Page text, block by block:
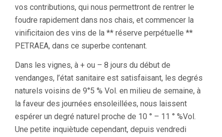
vos contributions, qui nous permettront de rentrer le
foudre rapidement dans nos chais, et commencer la
vinificitaion des vins de la ** réserve perpétuelle **
PETRAEA, dans ce superbe contenant.
Dans les vignes, à + ou – 8 jours du début de
vendanges, l’état sanitaire est satisfaisant, les degrés
naturels voisins de 9°5 % Vol. en milieu de semaine, à
la faveur des journées ensoleillées, nous laissent
espérer un degré naturel proche de 10 ° – 11 ° %Vol.
Une petite inquiètude cependant, depuis vendredi